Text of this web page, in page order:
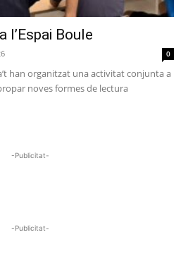
l’Espai Boule
0
han organitzat una activitat conjunta a
noves formes de lectura
-Publicitat-
-Publicitat-